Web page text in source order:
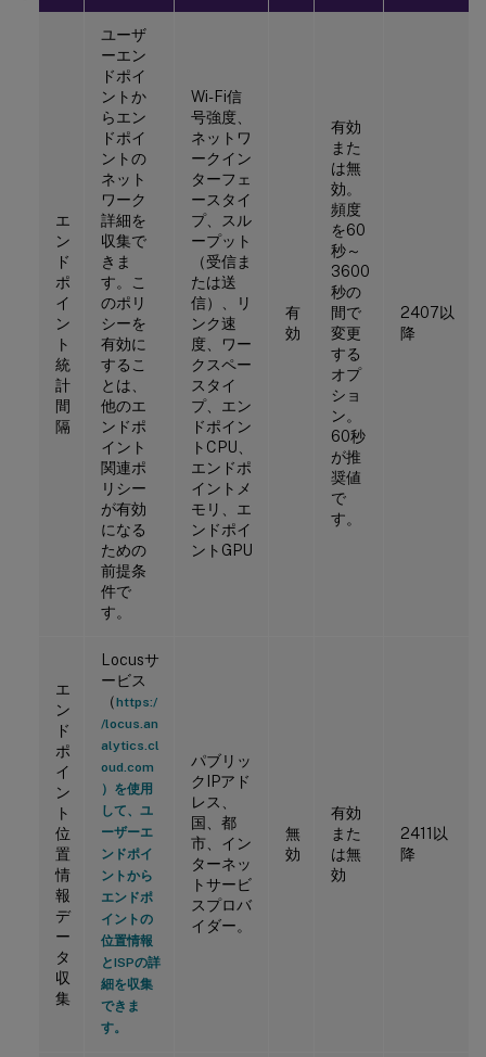
エ
ン
ド
ポ
イ
ン
ト
統
計
間
隔
ユーザ
ーエン
ドポイ
ントか
らエン
ドポイ
ントの
ネット
ワーク
詳細を
収集で
きま
す。こ
のポリ
シーを
有効に
するこ
とは、
他のエ
ンドポ
イント
関連ポ
リシー
が有効
になる
ための
前提条
件で
す。
Wi-Fi信
号強度、
ネットワ
ークイン
ターフェ
ースタイ
プ、スル
ープット
（受信ま
たは送
信）、リ
ンク速
度、ワー
クスペー
スタイ
プ、エン
ドポイン
トCPU、
エンドポ
イントメ
モリ、エ
ンドポイ
ントGPU
有
効
有効
また
は無
効。
頻度
を60
秒～
3600
秒の
間で
変更
する
オプ
ショ
ン。
60秒
が推
奨値
で
す。
2407以
降
エ
ン
ド
ポ
イ
ン
ト
位
置
情
報
デ
ー
タ
収
集
Locusサ
ービス
（https:/
/locus.an
alytics.cl
oud.com
）を使用
して、ユ
ーザーエ
ンドポイ
ントから
エンドポ
イントの
位置情報
とISPの詳
細を収集
できま
す。
パブリッ
クIPアド
レス、
国、都
市、イン
ターネッ
トサービ
スプロバ
イダー。
無
効
有効
また
は無
効
2411以
降